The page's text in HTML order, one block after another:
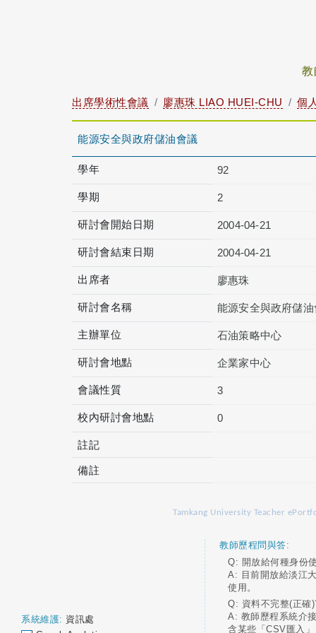
教
出席學術性會議 廖惠珠 LIAO HUEI-CHU 個
能源安全與政府儲油會議
學年 92
學期 2
研討會開始日期 2004-04-21
研討會結束日期 2004-04-21
出席者 廖惠珠
研討會名稱 能源安全與政府儲油
主辦單位 石油策略中心
研討會地點 企業家中心
會議性質 3
校內研討會地點 0
註記
備註
Tamkang University Teacher
系統維護: 資訊處
教師歷程問與答:
Q: 開放給何種身份
A: 目前開放給淡江
使用。
Q: 資料不完整(正確
A: 教師歷程系統介
含某些「CSV匯入